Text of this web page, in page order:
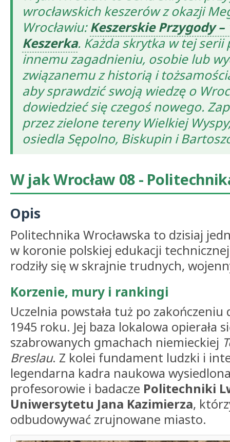
wrocławskich keszerów z okazji
Wrocławiu:Keszerskie Przygody
Keszerka. Każda skrytka w tej serii
innemu zagadnieniu, osobie lub
związanemu z historią i
aby sprawdzić swoją wiedzę o
dowiedzieć się czegoś nowego.
przez zielone tereny Wielkiej
osiedla Sępolno, Biskupin i
W jak Wrocław 08 -
Opis
Politechnika Wrocławska to dzisiaj
w koronie polskiej edukacji
rodziły się w skrajnie trudnych,
Korzenie, mury i rankingi
Uczelnia powstała tuż po zakończeniu
1945 roku. Jej baza lokalowa opierała
szabrowanych gmachach niemieckiej
Breslau. Z kolei fundament ludzki i
legendarna kadra naukowa
profesorowie i badacze Politechniki
Uniwersytetu Jana Kazimierza,
odbudowywać zrujnowane miasto.